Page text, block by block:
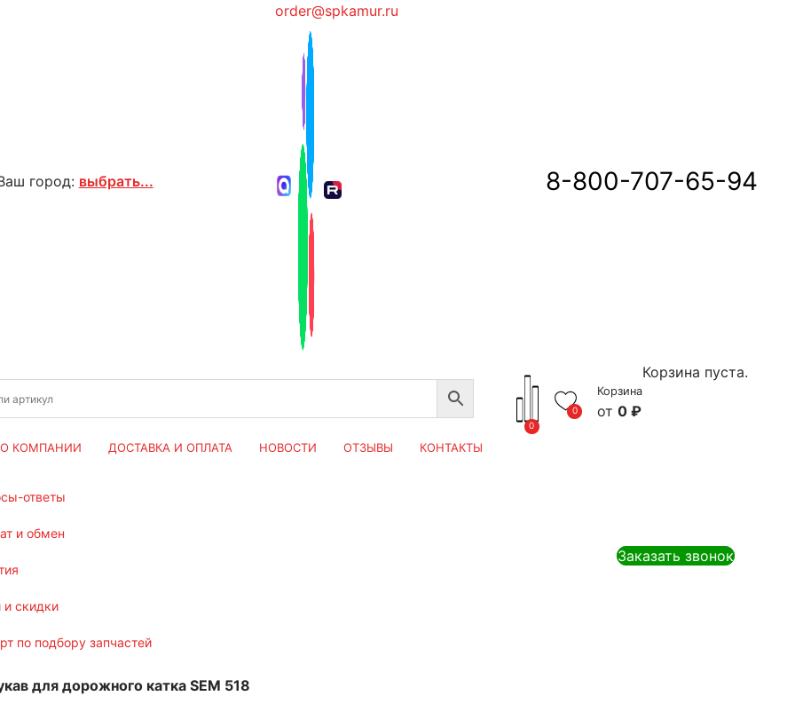
город: выбрать...
order@spkamur.ru
8-800-707-65-94
0
0
Корзина
0 ₽
Корзина пуста.
О КОМПАНИИ ДОСТАВКА И ОПЛАТА НОВОСТИ ОТЗЫВЫ
КОНТАКТЫ
ответы
и обмен
и скидки
по подбору запчастей
Заказать звонок
для дорожного катка SEM 518